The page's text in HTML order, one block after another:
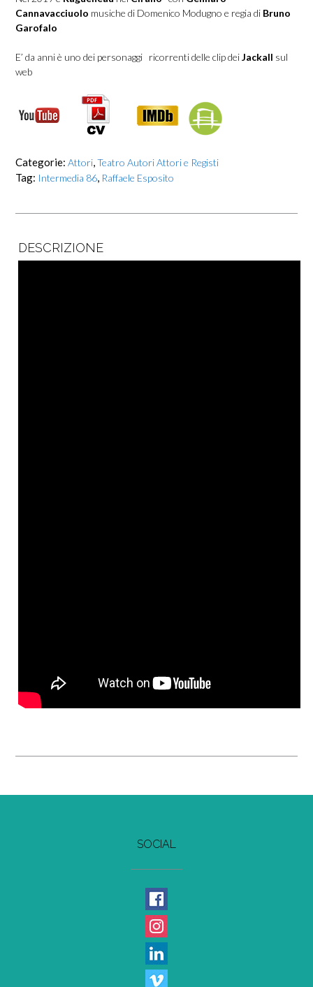
Cannavacciuolo musiche di Domenico Modugno e regia di Bruno
Garofalo
E’ da anni è uno dei personaggi ricorrenti delle clip deiJackall sul
web
Categorie: Attori,Teatro Autori Attori e Registi
Tag: Intermedia 86, Raffaele Esposito
DESCRIZIONE
SOCIAL